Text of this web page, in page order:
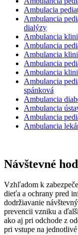
Ambulacia
Ambulancia
dialýzy
Ambulancia
Ambulancia
Ambulancia
Ambulancia
Ambulancia
Ambulancia
spánková
Ambulancia
Ambulancia
Ambulancia
Ambulancia
Návštevné
Vzhľadom k
dieťa a ochrany pred
dodržiavanie
prevencii vzniku a
ako aj pri odchode z
pri vstupe na